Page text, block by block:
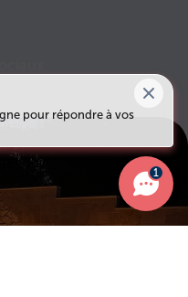
1
pour répondre à vos